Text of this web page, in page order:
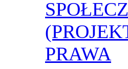
PRAWA